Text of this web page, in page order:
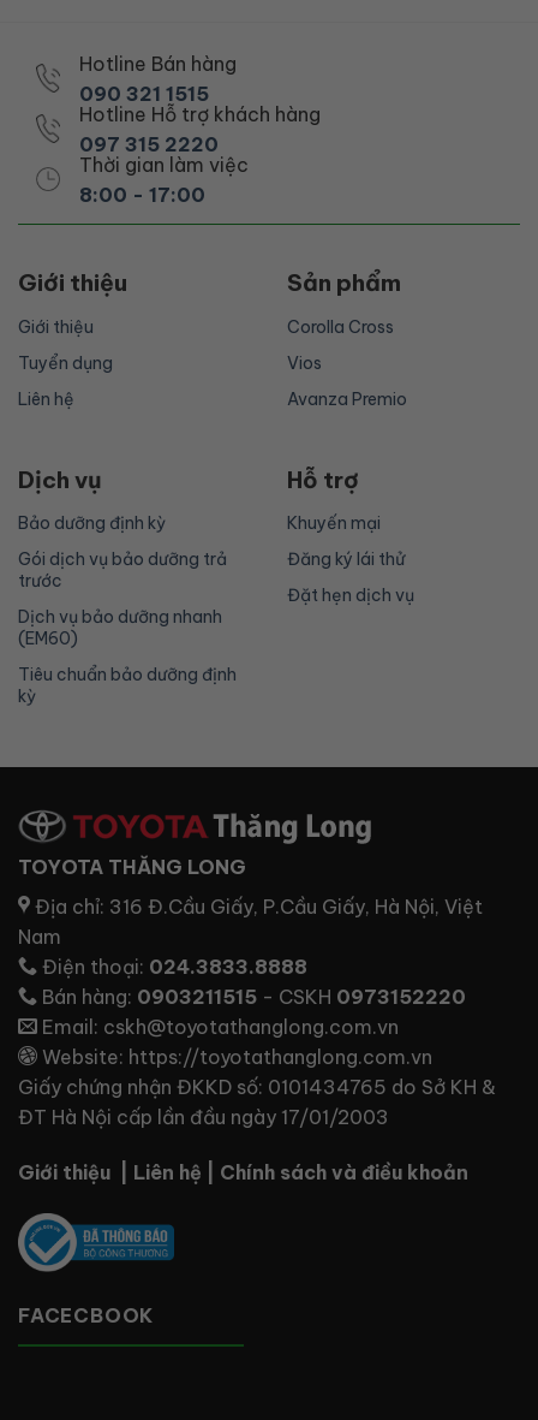
Hotline Bán hàng
090 321 1515
Hotline Hỗ trợ khách hàng
097 315 2220
Thời gian làm việc
8:00 - 17:00
Giới thiệu
Giới thiệu
Tuyển dụng
Liên hệ
Sản phẩm
Corolla Cross
Vios
Avanza Premio
Dịch vụ
Bảo dưỡng định kỳ
Gói dịch vụ bảo dưỡng trả
trước
Dịch vụ bảo dưỡng nhanh
(EM60)
Tiêu chuẩn bảo dưỡng định
kỳ
Hỗ trợ
Khuyến mại
Đăng ký lái thử
Đặt hẹn dịch vụ
TOYOTA THĂNG LONG
Địa chỉ: 316 Đ.Cầu Giấy, P.Cầu Giấy, Hà Nội, Việt
Nam
Điện thoại: 024.3833.8888
Bán hàng: 0903211515 - CSKH 0973152220
Email: cskh@toyotathanglong.com.vn
Website: https://toyotathanglong.com.vn
Giấy chứng nhận ĐKKD số: 0101434765 do Sở KH &
ĐT Hà Nội cấp lần đầu ngày 17/01/2003
Giới thiệu Liên hệ Chính sách và điều khoản
FACECBOOK